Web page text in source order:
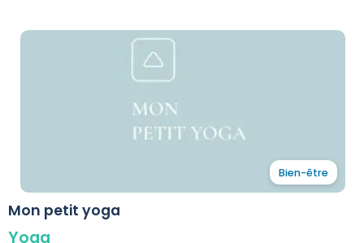
Bien-être
Mon petit yoga
Yoga